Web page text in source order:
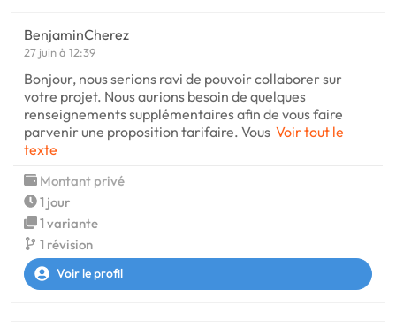
BenjaminCherez
27 juin à 12:39
Bonjour, nous serions ravi de pouvoir collaborer sur
votre projet. Nous aurions besoin de quelques
renseignements supplémentaires afin de vous faire
parvenir une proposition tarifaire. Vous Voir tout le
texte
Montant privé
1 jour
1 variante
1 révision
Voir le profil